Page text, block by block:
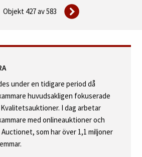
Objekt 427 av583
under en tidigare period då
huvudsakligen fokuserade
I dag arbetar
med onlineauktioner och
som har över 1,1 miljoner